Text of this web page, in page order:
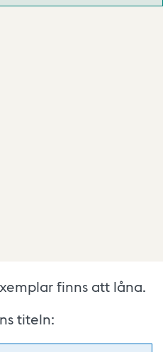
finns att låna.
titeln: